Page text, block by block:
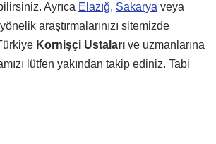
Ayrıca Elazığ, Sakarya veya
araştırmalarınızı sitemizde
Kornişçi Ustaları ve uzmanlarına
lütfen yakından takip ediniz. Tabi